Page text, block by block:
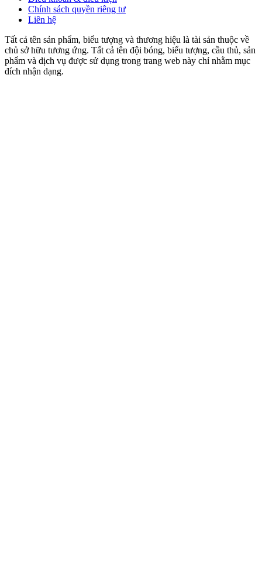
Chính sách quyền riêng tư
Liên hệ
Tất cả tên sản phẩm, biểu tượng và thương hiệu là tài sản thuộc về
chủ sở hữu tương ứng. Tất cả tên đội bóng, biểu tượng, cầu thủ, sản
phẩm và dịch vụ được sử dụng trong trang web này chỉ nhằm mục
đích nhận dạng.